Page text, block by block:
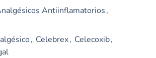
Antiinflamatorios,
, Celebrex, Celecoxib,